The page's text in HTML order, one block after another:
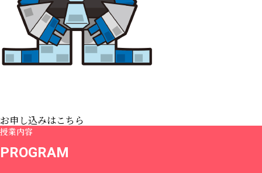
お申し込みはこちら
授業内容
PROGRAM